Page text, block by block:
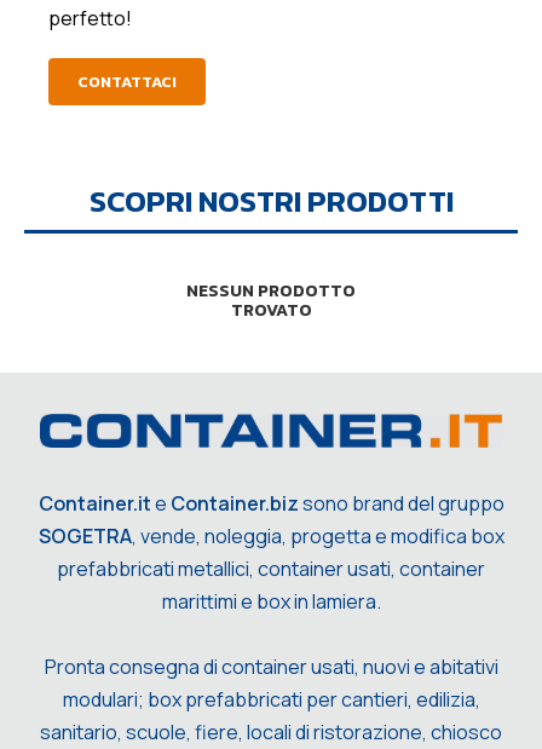
perfetto!
CONTATTACI
SCOPRI NOSTRI PRODOTTI
NESSUN PRODOTTO
TROVATO
Container.ite Container.bizsono brand del gruppo
SOGETRA, vende, noleggia, progetta e modifica box
prefabbricati metallici, container usati, container
marittimi e box in lamiera.
Pronta consegna di container usati, nuovi e abitativi
modulari; box prefabbricati per cantieri, edilizia,
sanitario, scuole, fiere, locali di ristorazione, chiosco